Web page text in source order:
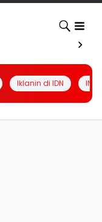
Iklanin di IDN